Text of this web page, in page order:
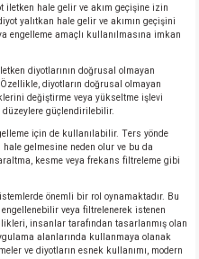
iletken hale gelir ve akım geçişine izin
yalıtkan hale gelir ve akımın geçişini
engelleme amaçlı kullanılmasına imkan
diyotlarının doğrusal olmayan
diyotların doğrusal olmayan
değiştirme veya yükseltme işlevi
güçlendirilebilir.
için de kullanılabilir. Ters yönde
gelmesine neden olur ve bu da
kesme veya frekans filtreleme gibi
önemli bir rol oynamaktadır. Bu
veya filtrelenerek istenen
insanlar tarafından tasarlanmış olan
alanlarında kullanmaya olanak
ve diyotların esnek kullanımı, modern